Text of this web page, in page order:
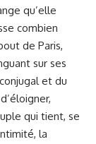
qu’elle
combien
de Paris,
sur ses
et du
qui tient, se
la